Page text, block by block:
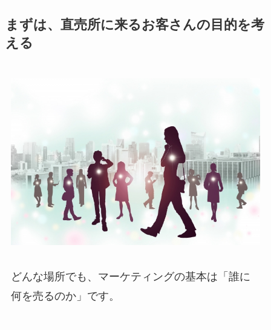
まずは、直売所に来るお客さんの目的を考
える
どんな場所でも、マーケティングの基本は「誰に
何を売るのか」です。